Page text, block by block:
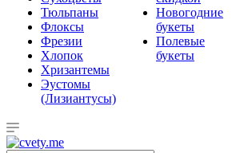
Тюльпаны
Флоксы
Фрезии
Хлопок
Хризантемы
Эустомы
(Лизиантусы)
Новогодние
букеты
Полевые
букеты